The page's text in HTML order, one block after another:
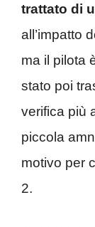
trattato di
all’impatto
ma il pilota
stato poi
verifica più
piccola
motivo per
2.